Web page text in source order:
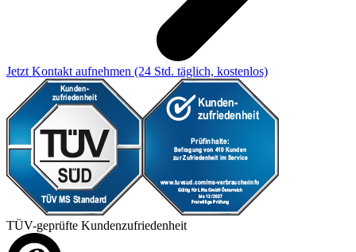
Jetzt Kontakt aufnehmen (24 Std. täglich, kostenlos)
TÜV-geprüfte Kundenzufriedenheit